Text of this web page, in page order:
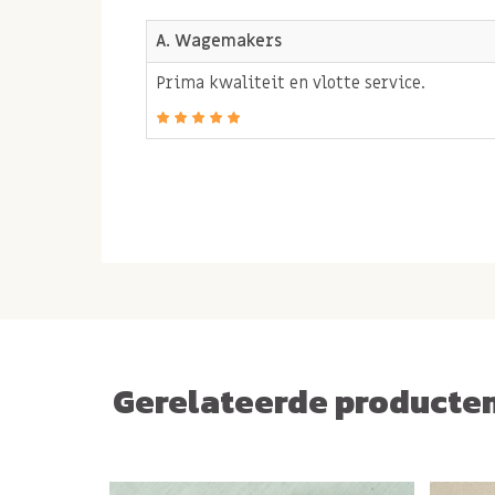
A. Wagemakers
Prima kwaliteit en vlotte service.
Gerelateerde